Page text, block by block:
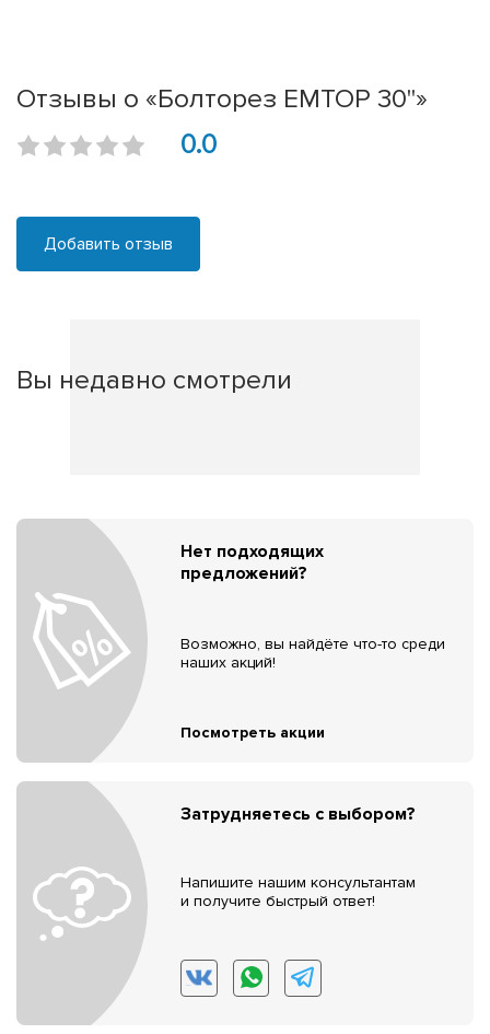
Отзывы о «Болторез EMTOP 30"»
0.0
Добавить отзыв
Вы недавно смотрели
Нет подходящих
предложений?
Возможно, вы найдёте что-то среди
наших акций!
Посмотреть акции
Затрудняетесь с выбором?
Напишите нашим консультантам
и получите быстрый ответ!